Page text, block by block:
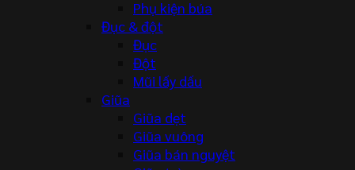
Phụ kiện búa
Đục & đột
Đục
Đột
Mũi lấy dấu
Giũa
Giũa dẹt
Giũa vuông
Giũa bán nguyệt